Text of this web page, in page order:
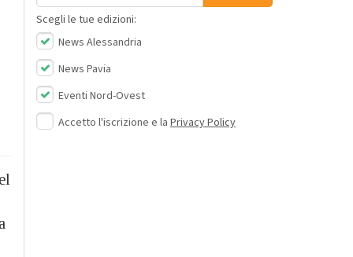
Scegli le tue edizioni:
News Alessandria
News Pavia
Eventi Nord-Ovest
Accetto l'iscrizione e la Privacy Policy